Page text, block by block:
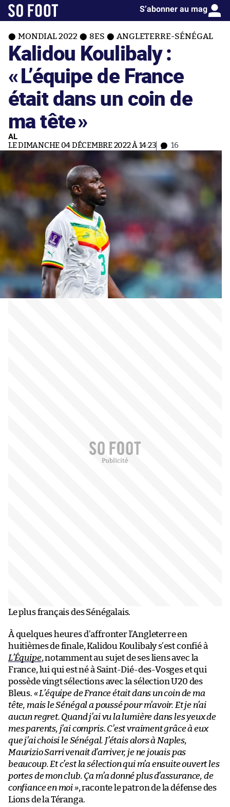
S’abonner au mag
MONDIAL 2022 8ES ANGLETERRE-SÉNÉGAL
Kalidou Koulibaly :
«L’équipe de France
était dans un coin de
ma tête»
AL
LE DIMANCHE 04 DÉCEMBRE 2022 À 14:23 16
Le plus français des Sénégalais.
À quelques heures d’affronter l’Angleterre en
huitièmes de finale, Kalidou Koulibaly s’est confié à
L’Équipe, notamment au sujet de ses liens avec la
France, lui qui est né à Saint-Dié-des-Vosges et qui
possède vingt sélections avec la sélection U20 des
Bleus. « L’équipe de France était dans un coin de ma
tête, mais le Sénégal a poussé pour m’avoir. Et je n’ai
aucun regret. Quand j’ai vu la lumière dans les yeux de
mes parents, j’ai compris. C’est vraiment grâce à eux
que j’ai choisi le Sénégal. J’étais alors à Naples,
Maurizio Sarri venait d’arriver, je ne jouais pas
beaucoup. Et c’est la sélection qui m’a ensuite ouvert les
portes de mon club. Ça m’a donné plus d’assurance, de
confiance en moi », raconte le patron de la défense des
Lions de la Téranga.